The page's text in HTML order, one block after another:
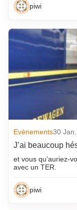
piwi
Evènements30
J’ai beaucoup
et vous qu’auriez-
avec un TER.
piwi